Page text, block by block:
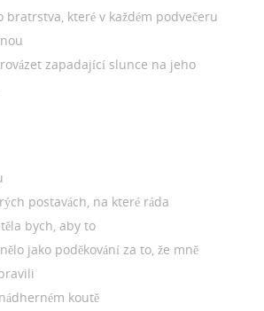
bratrstva, které v každém podvečeru
zapadající slunce na jeho
postavách, na které ráda
bych, aby to
jako poděkování za to, že mně
koutě